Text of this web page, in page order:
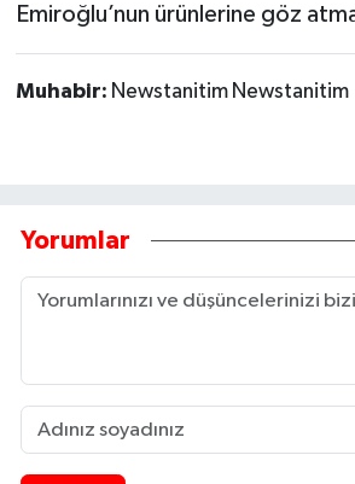
Emiroğlu’nun ürünlerine göz
Muhabir: Newstanitim Newstanitim
Yorumlar